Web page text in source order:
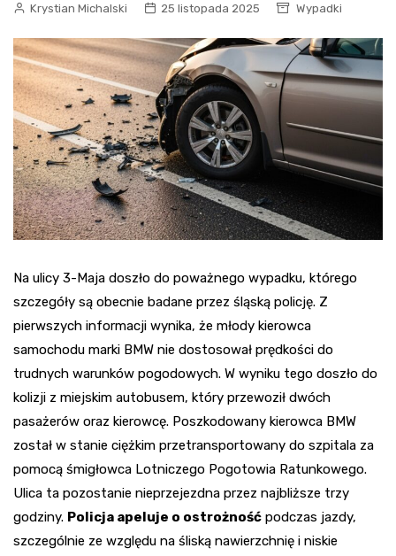
Krystian Michalski 25 listopada 2025 Wypadki
Na ulicy 3-Maja doszło do poważnego wypadku, którego
szczegóły są obecnie badane przez śląską policję. Z
pierwszych informacji wynika, że młody kierowca
samochodu marki BMW nie dostosował prędkości do
trudnych warunków pogodowych. W wyniku tego doszło do
kolizji z miejskim autobusem, który przewoził dwóch
pasażerów oraz kierowcę. Poszkodowany kierowca BMW
został w stanie ciężkim przetransportowany do szpitala za
pomocą śmigłowca Lotniczego Pogotowia Ratunkowego.
Ulica ta pozostanie nieprzejezdna przez najbliższe trzy
godziny. Policja apeluje o ostrożność podczas jazdy,
szczególnie ze względu na śliską nawierzchnię i niskie